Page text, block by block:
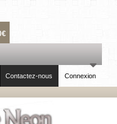
Connexion
Contactez-nous